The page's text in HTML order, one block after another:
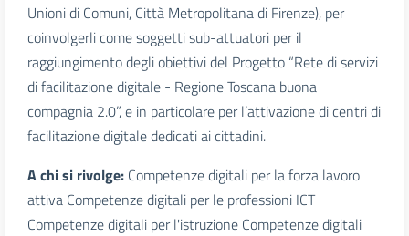
Unioni di Comuni, Città Metropolitana di Firenze), per
coinvolgerli come soggetti sub-attuatori per il
raggiungimento degli obiettivi del Progetto “Rete di servizi
di facilitazione digitale - Regione Toscana buona
compagnia 2.0”, e in particolare per l’attivazione di centri di
facilitazione digitale dedicati ai cittadini.
A chi si rivolge: Competenze digitali per la forza lavoro
attiva Competenze digitali per le professioni ICT
Competenze digitali per l'istruzione Competenze digitali